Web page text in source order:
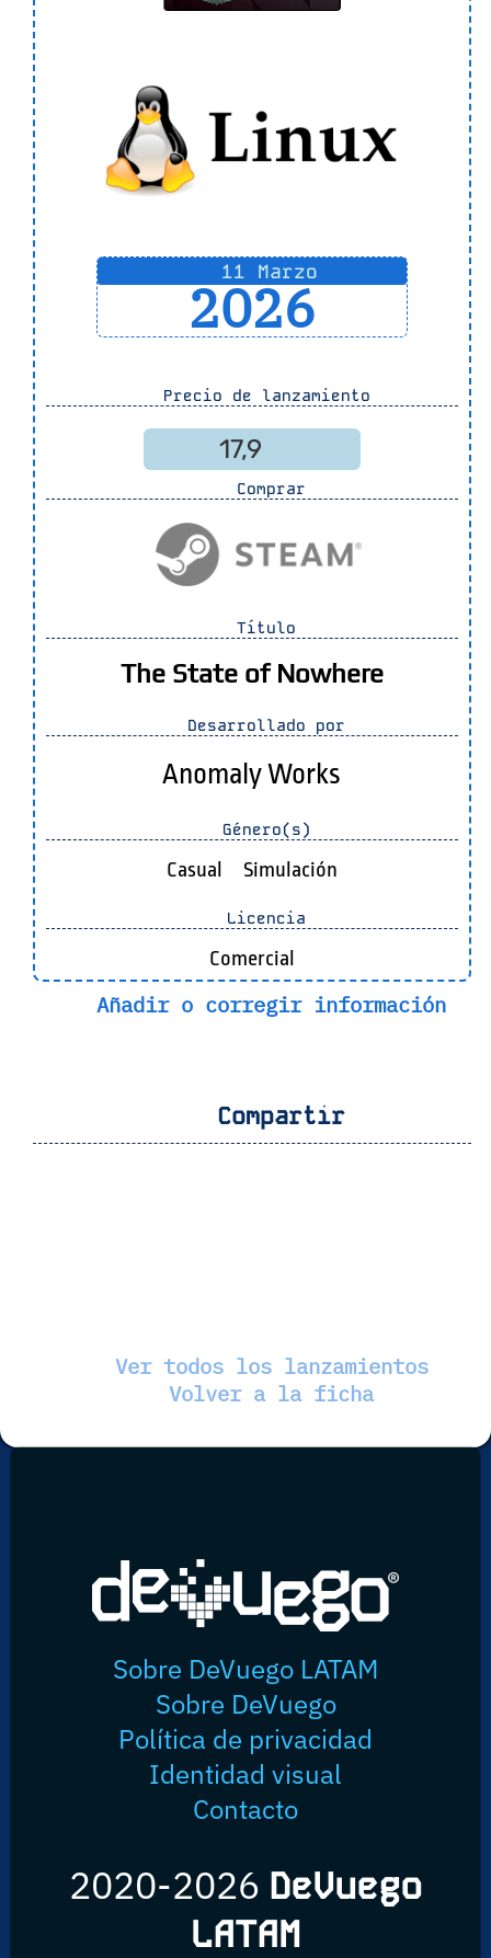
11 Marzo
2026
Precio de lanzamiento
17,9
Comprar
Título
The State of Nowhere
Desarrollado por
Anomaly Works
Género(s)
Casual Simulación
Licencia
Comercial
Añadir o corregir información
Compartir
Ver todos los lanzamientos
Volver a la ficha
Sobre DeVuego LATAM
Sobre DeVuego
Política de privacidad
Identidad visual
Contacto
2020-2026 DeVuego
LATAM